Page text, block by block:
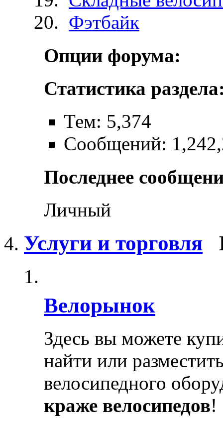
Фэтбайк
Опции форума:
Статистика
Тем: 5,374
Сообщений:
Последнее
Личный
Услуги и торговля
Велорынок
Здесь вы можете
найти или
велосипедного
краже велосипедов!